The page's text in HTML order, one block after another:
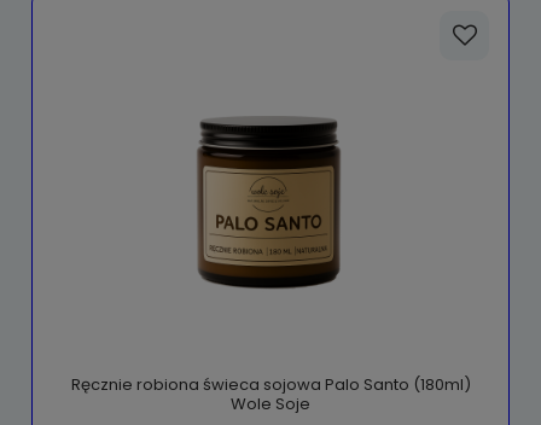
Ręcznie robiona świeca sojowa Palo Santo (180ml)
Wole Soje